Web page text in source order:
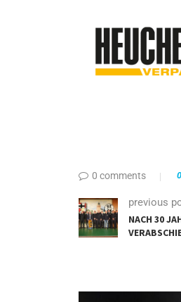
0 comments 0
previous
NACH 30